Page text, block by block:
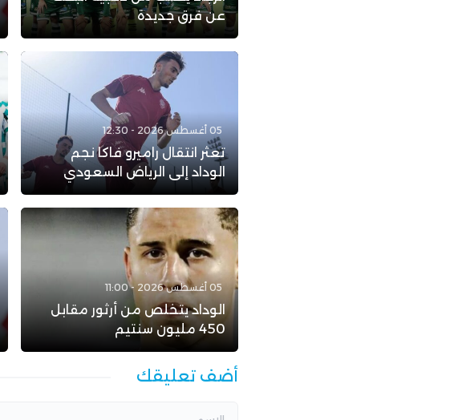
عن فرق جديدة
05 أغسطس 2026 - 12:30
تعثر انتقال راميرو فاكا نجم
الوداد إلى الرياض السعودي
05 أغسطس 2026 - 11:00
الوداد يتخلص من أرثور مقابل
450 مليون سنتيم
أضف تعليقك